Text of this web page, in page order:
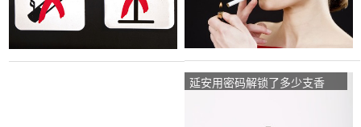
延安用密码解锁了多少支香